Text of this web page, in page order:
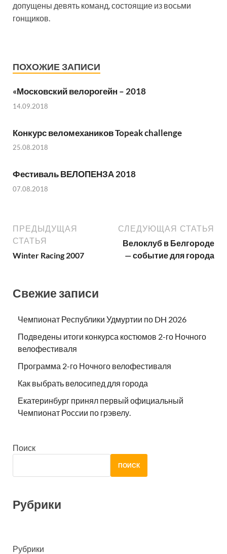
допущены девять команд, состоящие из восьми
гонщиков.
ПОХОЖИЕ ЗАПИСИ
«Московский велорогейн – 2018
14.09.2018
Конкурс веломехаников Topeak challenge
25.08.2018
Фестиваль ВЕЛОПЕНЗА 2018
07.08.2018
ПРЕДЫДУЩАЯ
СТАТЬЯ
Winter Racing 2007
СЛЕДУЮЩАЯ СТАТЬЯ
Велоклуб в Белгороде
— событие для города
Свежие записи
Чемпионат Республики Удмуртии по DH 2026
Подведены итоги конкурса костюмов 2-го Ночного
велофестиваля
Программа 2-го Ночного велофестиваля
Как выбрать велосипед для города
Екатеринбург принял первый официальный
Чемпионат России по грэвелу.
Поиск
ПОИСК
Рубрики
Рубрики